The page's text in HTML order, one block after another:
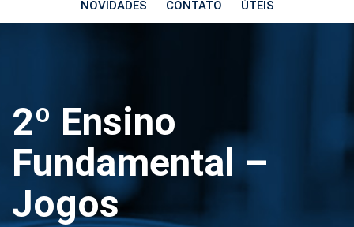
NOVIDADES CONTATO ÚTEIS
2º Ensino
Fundamental –
Jogos